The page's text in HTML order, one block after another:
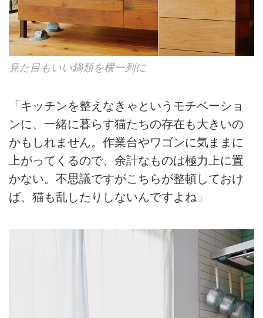
見た目もいい鍋類を横一列に
「キッチンを整えなきゃというモチベーショ
ンに、一緒に暮らす猫たちの存在も大きいの
かもしれません。作業台やワゴンに気ままに
上がってくるので、余計なものは極力上に置
かない。不思議ですがこちらが整頓しておけ
ば、猫も乱したりしないんですよね」